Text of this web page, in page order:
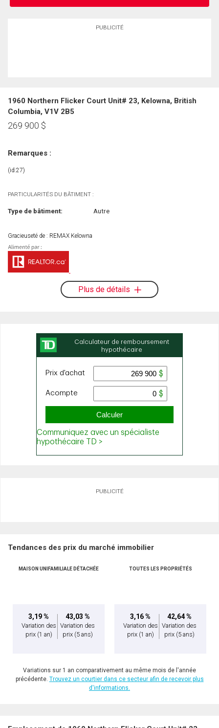
PUBLICITÉ
1960 Northern Flicker Court Unit# 23, Kelowna, British
Columbia, V1V 2B5
269 900 $
Remarques :
(id:27)
PARTICULARITÉS DU BÂTIMENT :
Type de bâtiment: Autre
Gracieuseté de : REMAX Kelowna
Plus de détails
PUBLICITÉ
Tendances des prix du marché immobilier
MAISON UNIFAMILIALE DÉTACHÉE
3,19 %
Variation des
prix (1 an)
43,03 %
Variation des
prix (5 ans)
TOUTES LES PROPRIÉTÉS
3,16 %
Variation des
prix (1 an)
42,64 %
Variation des
prix (5 ans)
Variations sur 1 an comparativement au même mois de l'année
précédente. Trouvez un courtier dans ce secteur afin de recevoir plus
d'informations.